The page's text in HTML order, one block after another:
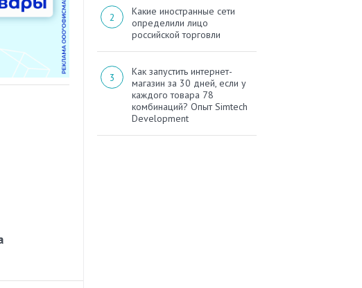
Какие иностранные сети
определили лицо
российской торговли
Как запустить интернет-
магазин за 30 дней, если у
каждого товара 78
комбинаций? Опыт Simtech
Development